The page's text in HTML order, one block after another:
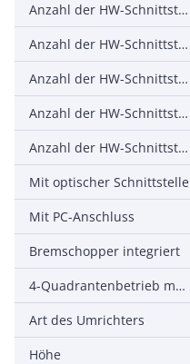
Anzahl der HW-Schnittstellen seriell RS-485
Anzahl der HW-Schnittstellen seriell TTY
Anzahl der HW-Schnittstellen USB
Anzahl der HW-Schnittstellen parallel
Anzahl der HW-Schnittstellen sonstige
Mit optischer Schnittstelle
Mit PC-Anschluss
Bremschopper integriert
4-Quadrantenbetrieb möglich
Art des Umrichters
Höhe